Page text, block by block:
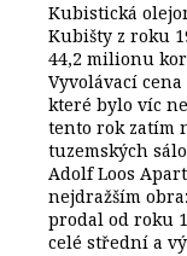
Kubistická
Kubišty z roku
44,2 milionu
Vyvolávací
které bylo víc
tento rok zatím
tuzemských
Adolf Loos
nejdražším
prodal od roku
celé střední a